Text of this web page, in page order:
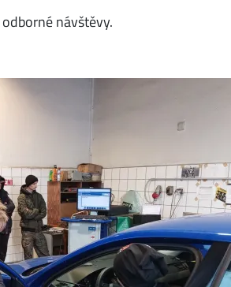
návštěvy.